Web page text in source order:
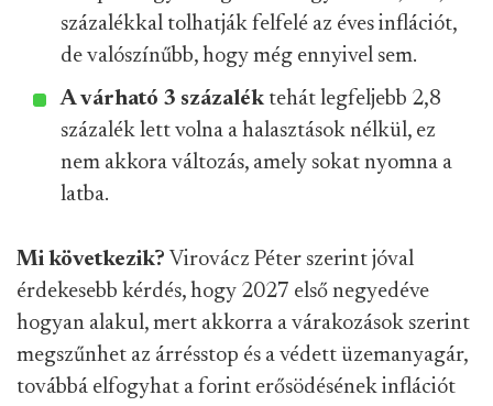
százalékkal tolhatják felfelé az éves inflációt,
de valószínűbb, hogy még ennyivel sem.
A várható 3 százalék tehát legfeljebb 2,8
százalék lett volna a halasztások nélkül, ez
nem akkora változás, amely sokat nyomna a
latba.
Mi következik? Virovácz Péter szerint jóval
érdekesebb kérdés, hogy 2027 első negyedéve
hogyan alakul, mert akkorra a várakozások szerint
megszűnhet az árrésstop és a védett üzemanyagár,
továbbá elfogyhat a forint erősödésének inflációt